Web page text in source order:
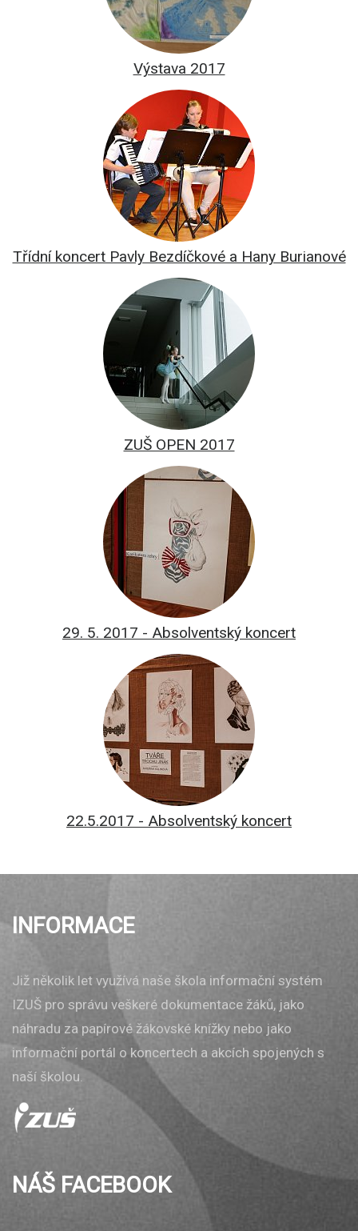
Výstava 2017
Třídní koncert Pavly Bezdíčkové a Hany Burianové
ZUŠ OPEN 2017
29. 5. 2017 - Absolventský koncert
22.5.2017 - Absolventský koncert
INFORMACE
Již několik let využívá naše škola informační systém
IZUŠ pro správu veškeré dokumentace žáků, jako
náhradu za papírové žákovské knížky nebo jako
informační portál o koncertech a akcích spojených s
naší školou.
NÁŠ FACEBOOK